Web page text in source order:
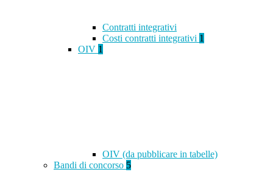
Contratti integrativi
Costi contratti integrativi 1
OIV 1
OIV (da pubblicare in tabelle)
Bandi di concorso 5